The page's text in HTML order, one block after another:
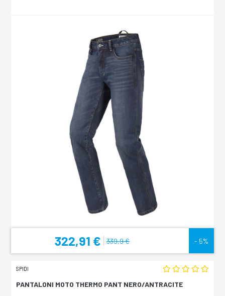
322,91 € 339,9 € - 5%
SPIDI
PANTALONI MOTO THERMO PANT NERO/ANTRACITE